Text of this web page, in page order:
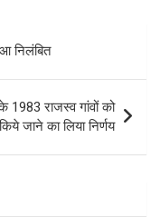
निलंबित
राजस्व गांवों को
जाने का लिया निर्णय